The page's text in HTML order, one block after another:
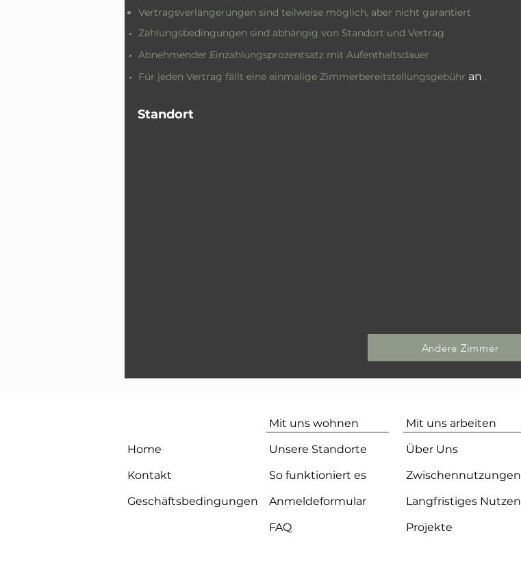
Vertragsverlängerungen sind teilweise möglich, aber nicht garantiert
Zahlungsbedingungen sind abhängig von Standort und Vertrag
Abnehmender Einzahlungsprozentsatz mit Aufenthaltsdauer
Für jeden Vertrag fällt eine einmalige Zimmerbereitstellungsgebühr an .
Standort
Andere Zimmer
Home
Kontakt
Geschäftsbedingungen
Mit uns wohnen
Unsere Standorte
So funktioniert es
Anmeldeformular
FAQ
Mit uns arbeiten
Über Uns
Zwischennutzungen
Langfristiges Nutzen
Projekte